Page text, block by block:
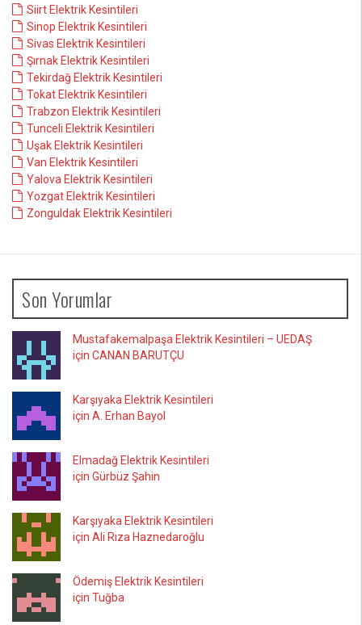
Siirt Elektrik Kesintileri
Sinop Elektrik Kesintileri
Sivas Elektrik Kesintileri
Şırnak Elektrik Kesintileri
Tekirdağ Elektrik Kesintileri
Tokat Elektrik Kesintileri
Trabzon Elektrik Kesintileri
Tunceli Elektrik Kesintileri
Uşak Elektrik Kesintileri
Van Elektrik Kesintileri
Yalova Elektrik Kesintileri
Yozgat Elektrik Kesintileri
Zonguldak Elektrik Kesintileri
Son Yorumlar
Mustafakemalpaşa Elektrik Kesintileri – UEDAŞ
için CANAN BARUTÇU
Karşıyaka Elektrik Kesintileri
için A. Erhan Bayol
Elmadağ Elektrik Kesintileri
için Gürbüz Şahin
Karşıyaka Elektrik Kesintileri
için Ali Rıza Haznedaroğlu
Ödemiş Elektrik Kesintileri
için Tuğba